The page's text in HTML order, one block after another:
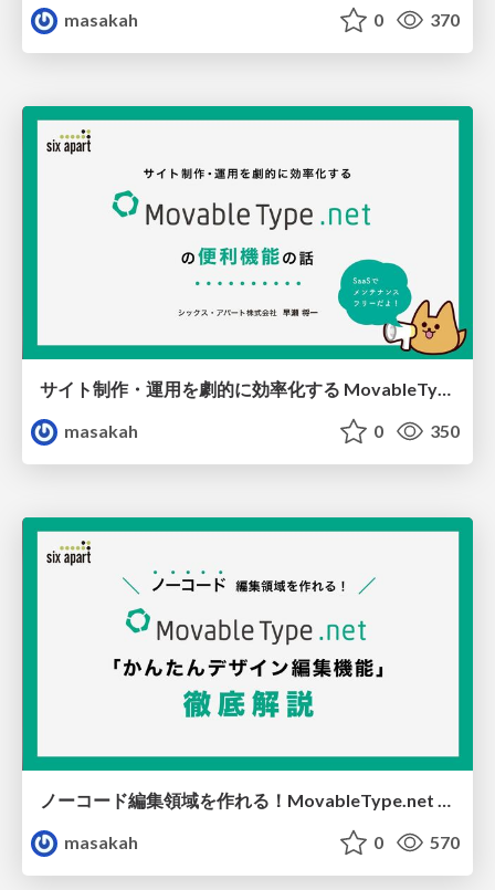
masakah
0 370
サイト制作・運用を劇的に効率化する MovableType.net の便利機能の話
masakah
0 350
ノーコード編集領域を作れる！MovableType.net 「かんたんデザイン編集機能」徹底解説
masakah
0 570